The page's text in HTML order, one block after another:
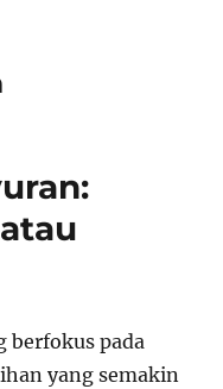
berfokus pada
yang semakin